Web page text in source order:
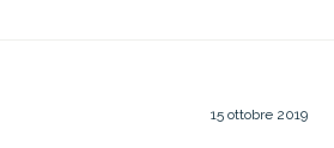
15 ottobre 2019